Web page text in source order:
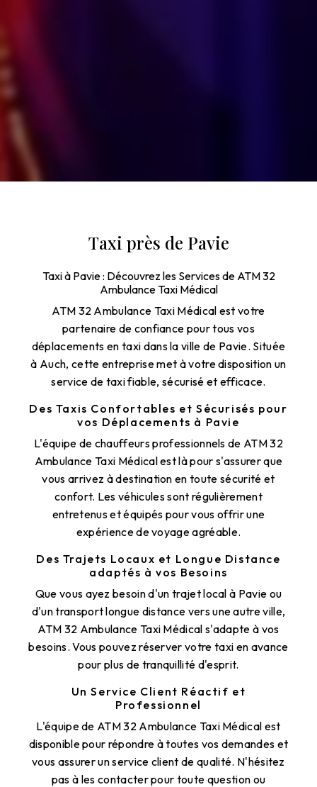
Taxi près de Pavie
Taxi à Pavie : Découvrez les Services de ATM 32
Ambulance Taxi Médical
ATM 32 Ambulance Taxi Médical est votre
partenaire de confiance pour tous vos
déplacements en taxi dans la ville de Pavie. Située
à Auch, cette entreprise met à votre disposition un
service de taxi fiable, sécurisé et efficace.
Des Taxis Confortables et Sécurisés pour
vos Déplacements à Pavie
L'équipe de chauffeurs professionnels de ATM 32
Ambulance Taxi Médical est là pour s'assurer que
vous arrivez à destination en toute sécurité et
confort. Les véhicules sont régulièrement
entretenus et équipés pour vous offrir une
expérience de voyage agréable.
Des Trajets Locaux et Longue Distance
adaptés à vos Besoins
Que vous ayez besoin d'un trajet local à Pavie ou
d'un transport longue distance vers une autre ville,
ATM 32 Ambulance Taxi Médical s'adapte à vos
besoins. Vous pouvez réserver votre taxi en avance
pour plus de tranquillité d'esprit.
Un Service Client Réactif et
Professionnel
L'équipe de ATM 32 Ambulance Taxi Médical est
disponible pour répondre à toutes vos demandes et
vous assurer un service client de qualité. N'hésitez
pas à les contacter pour toute question ou